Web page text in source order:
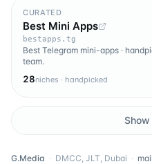
CURATED
Best Mini Apps
bestapps.tg
Best Telegram mini-apps ·
team.
28niches · handpicked
Show
G.Media · DMCC, JLT, Dubai ·